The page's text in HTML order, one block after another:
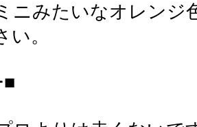
ニみたいなオレンジ
。
■